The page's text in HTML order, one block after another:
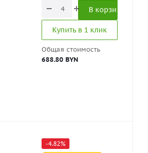
В корзину
Купить в 1 клик
Общая стоимость
688.80 BYN
-4.82%